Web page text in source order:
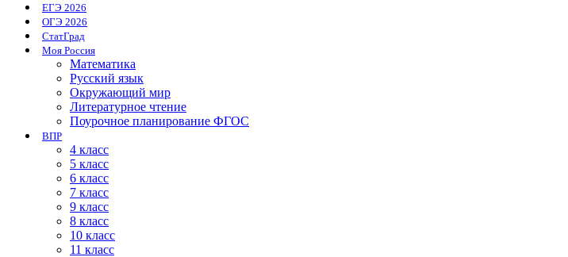
ЕГЭ 2026
ОГЭ 2026
СтатГрад
Моя Россия
Математика
Русский язык
Окружающий мир
Литературное чтение
Поурочное планирование ФГОС
ВПР
4 класс
5 класс
6 класс
7 класс
9 класс
8 класс
10 класс
11 класс